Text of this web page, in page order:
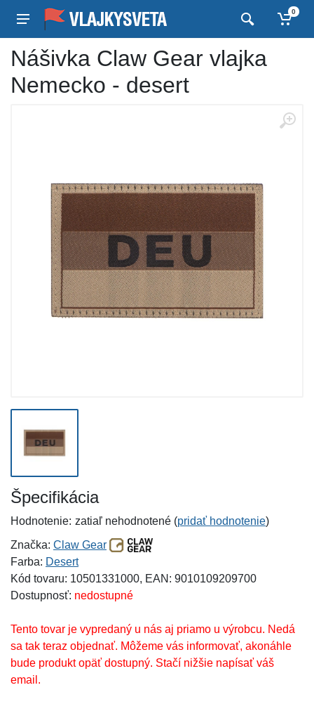
0
Nášivka Claw Gear vlajka
Nemecko - desert
Špecifikácia
Hodnotenie: zatiaľ nehodnotené (pridať hodnotenie)
Značka: Claw Gear
Farba: Desert
Kód tovaru: 10501331000, EAN: 9010109209700
Dostupnosť: nedostupné
Tento tovar je vypredaný u nás aj priamo u výrobcu. Nedá
sa tak teraz objednať. Môžeme vás informovať, akonáhle
bude produkt opäť dostupný. Stačí nižšie napísať váš
email.